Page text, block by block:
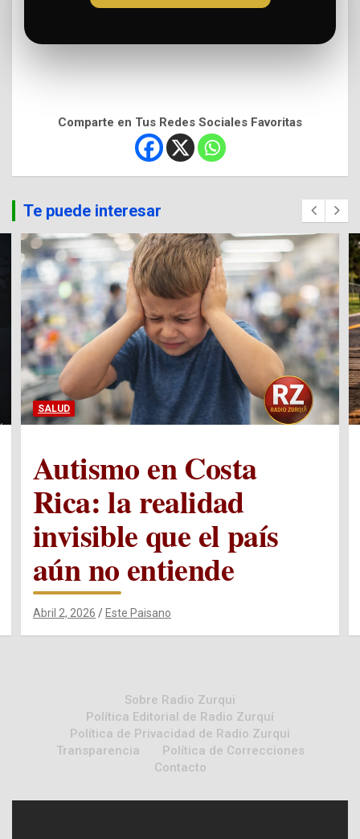
Comparte en Tus Redes Sociales Favoritas
Te puede interesar
SALUD
Autismo en Costa
Rica: la realidad
invisible que el país
aún no entiende
Abril 2, 2026 Este Paisano
Sobre Radio Zurqui
Política Editorial de Radio Zurquí
Política de Privacidad de Radio Zurqui
Transparencia
Política de Correcciones
Contacto